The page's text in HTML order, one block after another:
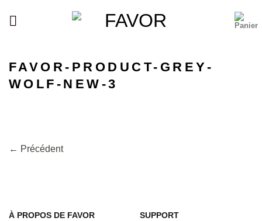
FAVOR-PRODUCT-GREY-
WOLF-NEW-3
← Précédent
À PROPOS DE FAVOR
SUPPORT